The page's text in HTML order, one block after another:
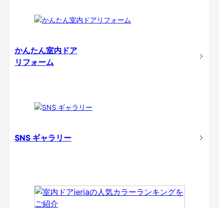
かんたん室内ドア
リフォーム
SNS ギャラリー